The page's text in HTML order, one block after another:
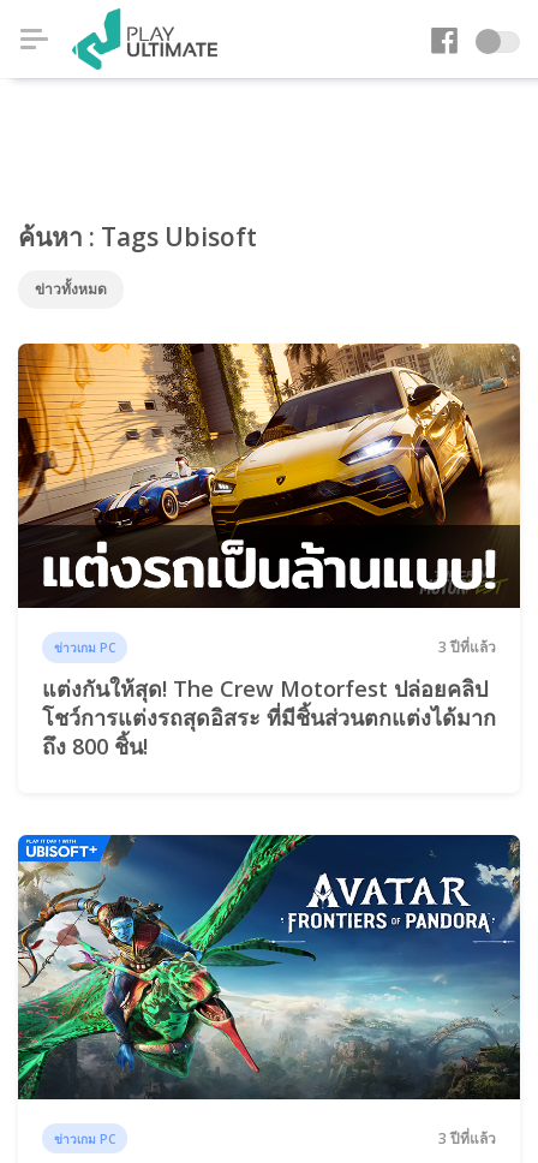
ค้นหา : Tags Ubisoft
ข่าวทั้งหมด
ข่าวเกม PC 3 ปีที่แล้ว
แต่งกันให้สุด! The Crew Motorfest ปล่อยคลิป
โชว์การแต่งรถสุดอิสระ ที่มีชิ้นส่วนตกแต่งได้มาก
ถึง 800 ชิ้น!
ข่าวเกม PC 3 ปีที่แล้ว